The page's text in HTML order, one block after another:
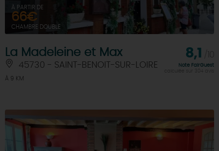
À PARTIR DE
66€
CHAMBRE DOUBLE
La Madeleine et Max
45730 - SAINT-BENOIT-SUR-LOIRE
À 9 KM
8,1
Note FairGuest